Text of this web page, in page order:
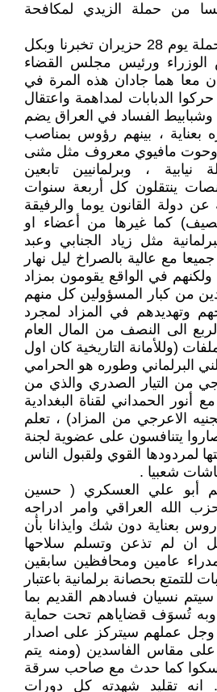
من حملة الزيدي لمكافحة
لاشك ان شكل وتنفيذ حملة يوم 28 حزيران تخبرنا وبكل
ورئيس مجلس القضاء
معا هما جادان هذه المرة في
الدبابات لمداهمة واعتقال
الفساد في العراق يضم
بعناية ، بينهم رؤوس بمناصب
مافيوي معروف مثل مثنى
نيابية ، وبرلمانيين تابعين
ينتقلون كل أربعة سنوات
عن دولة القانون يوما والرفيقة
نصيف) كما غيرها من أعضاء او
مثل زياد الجنابي وعبد
مع عالية بالصراخ ليل نهار
في الواقع يقومون بمزاد
من كبار المسؤولين كل منهم
وتهديدهم في المزاد لمجرد
الى النصف من المال العام
(وللأمانة التاريخية كان اول
البرلماني وطوره هو الحرامي
من التيار الصدري والذي من
أنور الحمداني لقناة البغدادية
الاعرجي من المزاد) ، تعلم
يتنافسون على عضوية لجنة
لمردودها القوي ولقبول الناس
شعبيا .
أبو علي العسكري ( حسين
الله العراقي وامر ادراجه
بعناية دون شك وايذانا بأن
ان لم تذعن وتسلم سلاحها
عامين ومحافظين سابقين
للتمتع بحصانة برلمانية باعتبار
نسيان فسادهم القديم بما
تُسوَف قضاياهم تحت حماية
وجل عملهم سيتركز على اصدار
مقاس الفاسدين (ومنه يتم
مسكوا كما حدث مع صاحب سرقة
انه تقليد شهدته كل دورات